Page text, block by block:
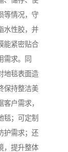
等情况，守
水性胶，并
能紧密贴合
需求。同
地毯表面造
保持整洁美
户需求，
毯；可定制
护需求；还
，提升整体